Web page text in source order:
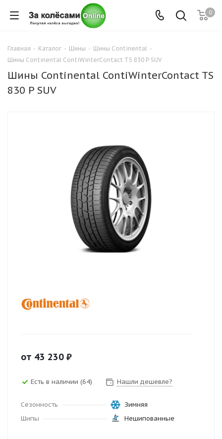
0
Главная - Каталог - Шины - Шины Continental -
Шины Continental ContiWinterContact TS 830 P SUV
Шины Continental ContiWinterContact TS
830 P SUV
от 43 230 ₽
Есть в наличии (64) Нашли дешевле?
Сезонность
Зимняя
Шипы
Нешипованные